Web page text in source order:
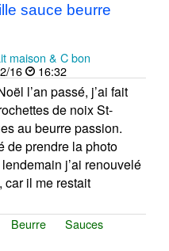
sauce beurre
maison & C bon
16
16:32
l’an passé, j’ai fait
de noix St-
au beurre passion.
de prendre la photo
j’ai renouvelé
car il me restait
Beurre
Sauces